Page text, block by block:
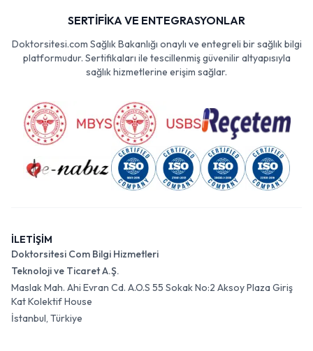
SERTİFİKA VE ENTEGRASYONLAR
Doktorsitesi.com Sağlık Bakanlığı onaylı ve entegreli bir sağlık bilgi
platformudur. Sertifikaları ile tescillenmiş güvenilir altyapısıyla
sağlık hizmetlerine erişim sağlar.
İLETİŞİM
Doktorsitesi Com Bilgi Hizmetleri
Teknoloji ve Ticaret A.Ş.
Maslak Mah. Ahi Evran Cd. A.O.S 55 Sokak No:2 Aksoy Plaza Giriş
Kat Kolektif House
İstanbul, Türkiye